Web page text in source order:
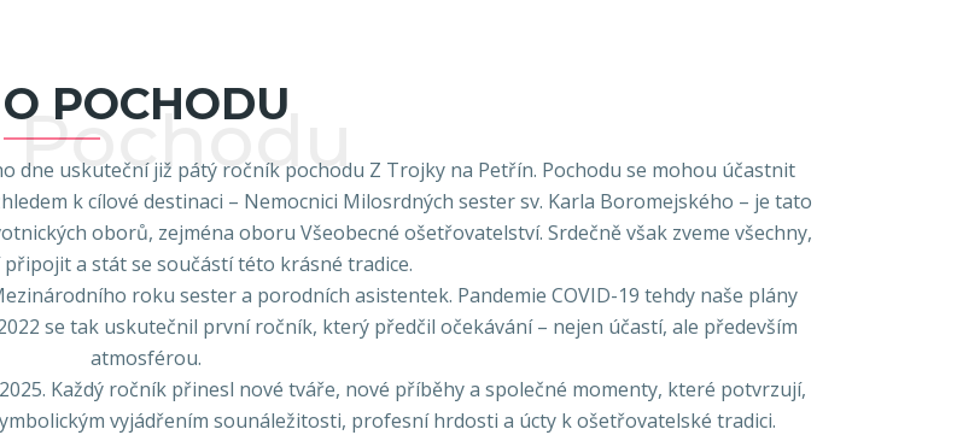
O POCHODU
Pochodu
dne uskuteční již pátý ročník pochodu Z Trojky na Petřín. Pochodu se mohou účastnit
k cílové destinaci – Nemocnici Milosrdných sester sv. Karla Boromejského – je tato
oborů, zejména oboru Všeobecné ošetřovatelství. Srdečně však zveme všechny,
a stát se součástí této krásné tradice.
roku sester a porodních asistentek. Pandemie COVID-19 tehdy naše plány
se tak uskutečnil první ročník, který předčil očekávání – nejen účastí, ale především
atmosférou.
Každý ročník přinesl nové tváře, nové příběhy a společné momenty, které potvrzují,
vyjádřením sounáležitosti, profesní hrdosti a úcty k ošetřovatelské tradici.